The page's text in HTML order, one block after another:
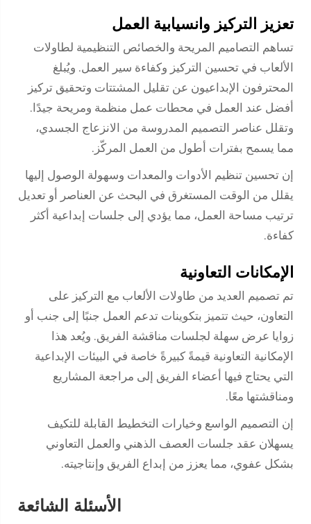
تعزيز التركيز وانسيابية العمل
تساهم التصاميم المريحة والخصائص التنظيمية لطاولات
الألعاب في تحسين التركيز وكفاءة سير العمل. ويُبلغ
المحترفون الإبداعيون عن تقليل المشتتات وتحقيق تركيز
أفضل عند العمل في محطات عمل منظمة ومريحة جيدًا.
وتقلل عناصر التصميم المدروسة من الانزعاج الجسدي،
مما يسمح بفترات أطول من العمل المركّز.
إن تحسين تنظيم الأدوات والمعدات وسهولة الوصول إليها
يقلل من الوقت المستغرق في البحث عن العناصر أو تعديل
ترتيب مساحة العمل، مما يؤدي إلى جلسات إبداعية أكثر
كفاءة.
الإمكانات التعاونية
تم تصميم العديد من طاولات الألعاب مع التركيز على
التعاون، حيث تتميز بتكوينات تدعم العمل جنبًا إلى جنب أو
زوايا عرض سهلة لجلسات مناقشة الفريق. ويُعد هذا
الإمكانية التعاونية قيمةً كبيرةً خاصة في البيئات الإبداعية
التي يحتاج فيها أعضاء الفريق إلى مراجعة المشاريع
ومناقشتها معًا.
إن التصميم الواسع وخيارات التخطيط القابلة للتكيف
يسهلان عقد جلسات العصف الذهني والعمل التعاوني
بشكل عفوي، مما يعزز من إبداع الفريق وإنتاجيته.
الأسئلة الشائعة